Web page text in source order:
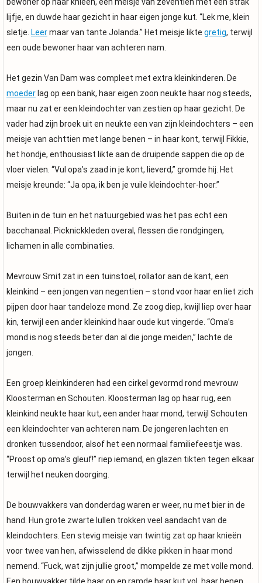
lijfje, en duwde haar gezicht in haar eigen jonge kut. “Lek me, klein
sletje. Leermaar van tante Jolanda.” Het meisje likte gretig, terwijl
een oude bewoner haar van achteren nam.
Het gezin Van Dam was compleet met extra kleinkinderen. De
moeder lag op een bank, haar eigen zoon neukte haar nog steeds,
maar nu zat er een kleindochter van zestien op haar gezicht. De
vader had zijn broek uit en neukte een van zijn kleindochters – een
meisje van achttien met lange benen – in haar kont, terwijl Fikkie,
het hondje, enthousiast likte aan de druipende sappen die op de
vloer vielen. “Vul opa’s zaad in je kont, lieverd,” gromde hij. Het
meisje kreunde: “Ja opa, ik ben je vuile kleindochter-hoer.”
Buiten in de tuin en het natuurgebied was het pas echt een
bacchanaal. Picknickkleden overal, flessen die rondgingen,
lichamen in alle combinaties.
Mevrouw Smit zat in een tuinstoel, rollator aan de kant, een
kleinkind – een jongen van negentien – stond voor haar en liet zich
pijpen door haar tandeloze mond. Ze zoog diep, kwijl liep over haar
kin, terwijl een ander kleinkind haar oude kut vingerde. “Oma’s
mond is nog steeds beter dan al die jonge meiden,” lachte de
jongen.
Een groep kleinkinderen had een cirkel gevormd rond mevrouw
Kloosterman en Schouten. Kloosterman lag op haar rug, een
kleinkind neukte haar kut, een ander haar mond, terwijl Schouten
een kleindochter van achteren nam. De jongeren lachten en
dronken tussendoor, alsof het een normaal familiefeestje was.
“Proost op oma’s gleuf!” riep iemand, en glazen tikten tegen elkaar
terwijl het neuken doorging.
De bouwvakkers van donderdag waren er weer, nu met bier in de
hand. Hun grote zwarte lullen trokken veel aandacht van de
kleindochters. Een stevig meisje van twintig zat op haar knieën
voor twee van hen, afwisselend de dikke pikken in haar mond
nemend. “Fuck, wat zijn jullie groot,” mompelde ze met volle mond.